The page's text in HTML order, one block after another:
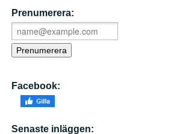
Prenumerera:
Facebook:
Senaste inläggen: